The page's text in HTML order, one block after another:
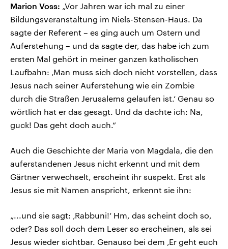
Marion Voss: „Vor Jahren war ich mal zu einer
Bildungsveranstaltung im Niels-Stensen-Haus. Da
sagte der Referent – es ging auch um Ostern und
Auferstehung – und da sagte der, das habe ich zum
ersten Mal gehört in meiner ganzen katholischen
Laufbahn: ‚Man muss sich doch nicht vorstellen, dass
Jesus nach seiner Auferstehung wie ein Zombie
durch die Straßen Jerusalems gelaufen ist.‘ Genau so
wörtlich hat er das gesagt. Und da dachte ich: Na,
guck! Das geht doch auch.“
Auch die Geschichte der Maria von Magdala, die den
auferstandenen Jesus nicht erkennt und mit dem
Gärtner verwechselt, erscheint ihr suspekt. Erst als
Jesus sie mit Namen anspricht, erkennt sie ihn:
„...und sie sagt: ‚Rabbuni!‘ Hm, das scheint doch so,
oder? Das soll doch dem Leser so erscheinen, als sei
Jesus wieder sichtbar. Genauso bei dem ‚Er geht euch